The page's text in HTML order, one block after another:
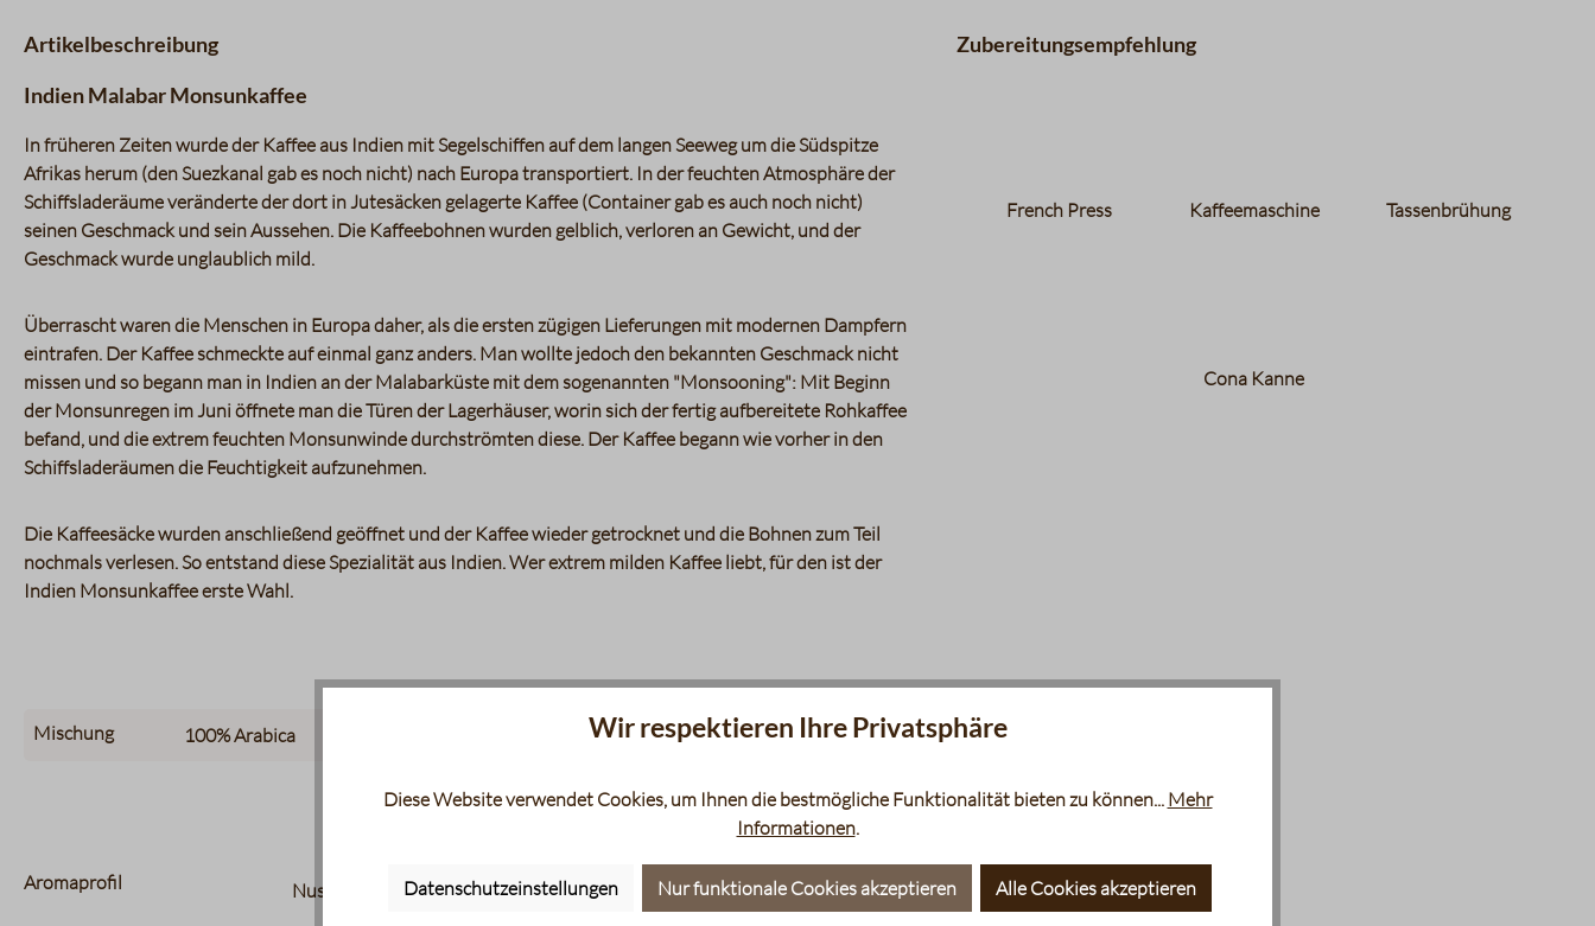
Artikelbeschreibung
Indien Malabar Monsunkaffee
In früheren Zeiten wurde der Kaffee aus Indien mit Segelschiffen auf dem langen Seeweg um die Südspitze
Afrikas herum (den Suezkanal gab es noch nicht) nach Europa transportiert. In der feuchten Atmosphäre der
Schiffsladeräume veränderte der dort in Jutesäcken gelagerte Kaffee (Container gab es auch noch nicht)
seinen Geschmack und sein Aussehen. Die Kaffeebohnen wurden gelblich, verloren an Gewicht, und der
Geschmack wurde unglaublich mild.
Überrascht waren die Menschen in Europa daher, als die ersten zügigen Lieferungen mit modernen Dampfern
eintrafen. Der Kaffee schmeckte auf einmal ganz anders. Man wollte jedoch den bekannten Geschmack nicht
missen und so begann man in Indien an der Malabarküste mit dem sogenannten "Monsooning": Mit Beginn
der Monsunregen im Juni öffnete man die Türen der Lagerhäuser, worin sich der fertig aufbereitete Rohkaffee
befand, und die extrem feuchten Monsunwinde durchströmten diese. Der Kaffee begann wie vorher in den
Schiffsladeräumen die Feuchtigkeit aufzunehmen.
Die Kaffeesäcke wurden anschließend geöffnet und der Kaffee wieder getrocknet und die Bohnen zum Teil
nochmals verlesen. So entstand diese Spezialität aus Indien. Wer extrem milden Kaffee liebt, für den ist der
Indien Monsunkaffee erste Wahl.
Mischung 100%Arabica
Aromaprofil Nussig
Zubereitungsempfehlung
French Press Kaffeemaschine Tassenbrühung
Cona Kanne
Wir respektieren Ihre Privatsphäre
Diese Website verwendet Cookies, um Ihnen die bestmögliche Funktionalität bieten zu können... Mehr
Informationen.
Datenschutzeinstellungen Nur funktionale Cookies akzeptieren Alle Cookies akzeptieren